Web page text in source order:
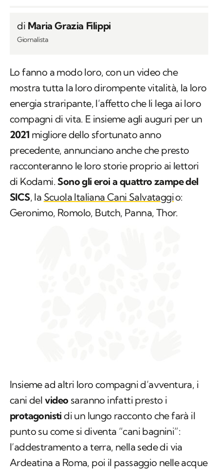
di Maria Grazia Filippi
Giornalista
Lo fanno a modo loro, con un video che
mostra tutta la loro dirompente vitalità, la loro
energia straripante, l’affetto che li lega ai loro
compagni di vita. E insieme agli auguri per un
2021 migliore dello sfortunato anno
precedente, annunciano anche che presto
racconteranno le loro storie proprio ai lettori
di Kodami.Sono gli eroi a quattro zampe del
SICS, la Scuola Italiana Cani Salvataggio:
Geronimo, Romolo, Butch, Panna, Thor.
Insieme ad altri loro compagni d’avventura, i
cani del video saranno infatti presto i
protagonisti di un lungo racconto che farà il
punto su come si diventa “cani bagnini”:
l’addestramento a terra, nella sede di via
Ardeatina a Roma, poi il passaggio nelle acque